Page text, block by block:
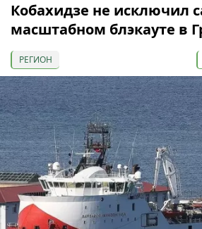
Кобахидзе не исключил
масштабном блэкауте в
РЕГИОН